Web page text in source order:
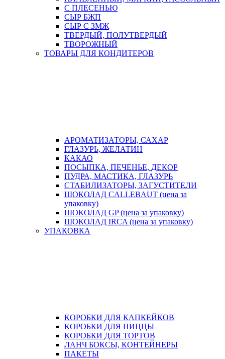
С ПЛЕСЕНЬЮ
СЫР БЖП
СЫР С ЗМЖ
ТВЕРДЫЙ, ПОЛУТВЕРДЫЙ
ТВОРОЖНЫЙ
ТОВАРЫ ДЛЯ КОНДИТЕРОВ
АРОМАТИЗАТОРЫ, САХАР
ГЛАЗУРЬ, ЖЕЛАТИН
КАКАО
ПОСЫПКА, ПЕЧЕНЬЕ, ДЕКОР
ПУДРА, МАСТИКА, ГЛАЗУРЬ
СТАБИЛИЗАТОРЫ, ЗАГУСТИТЕЛИ
ШОКОЛАД CALLEBAUT (цена за
упаковку)
ШОКОЛАД GP (цена за упаковку)
ШОКОЛАД IRCA (цена за упаковку)
УПАКОВКА
КОРОБКИ ДЛЯ КАПКЕЙКОВ
КОРОБКИ ДЛЯ ПИЦЦЫ
КОРОБКИ ДЛЯ ТОРТОВ
ЛАНЧ БОКСЫ, КОНТЕЙНЕРЫ
ПАКЕТЫ